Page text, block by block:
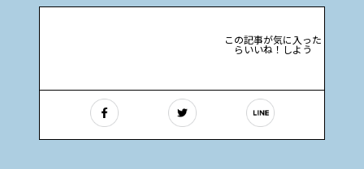
この記事が気に入った
らいいね！しよう